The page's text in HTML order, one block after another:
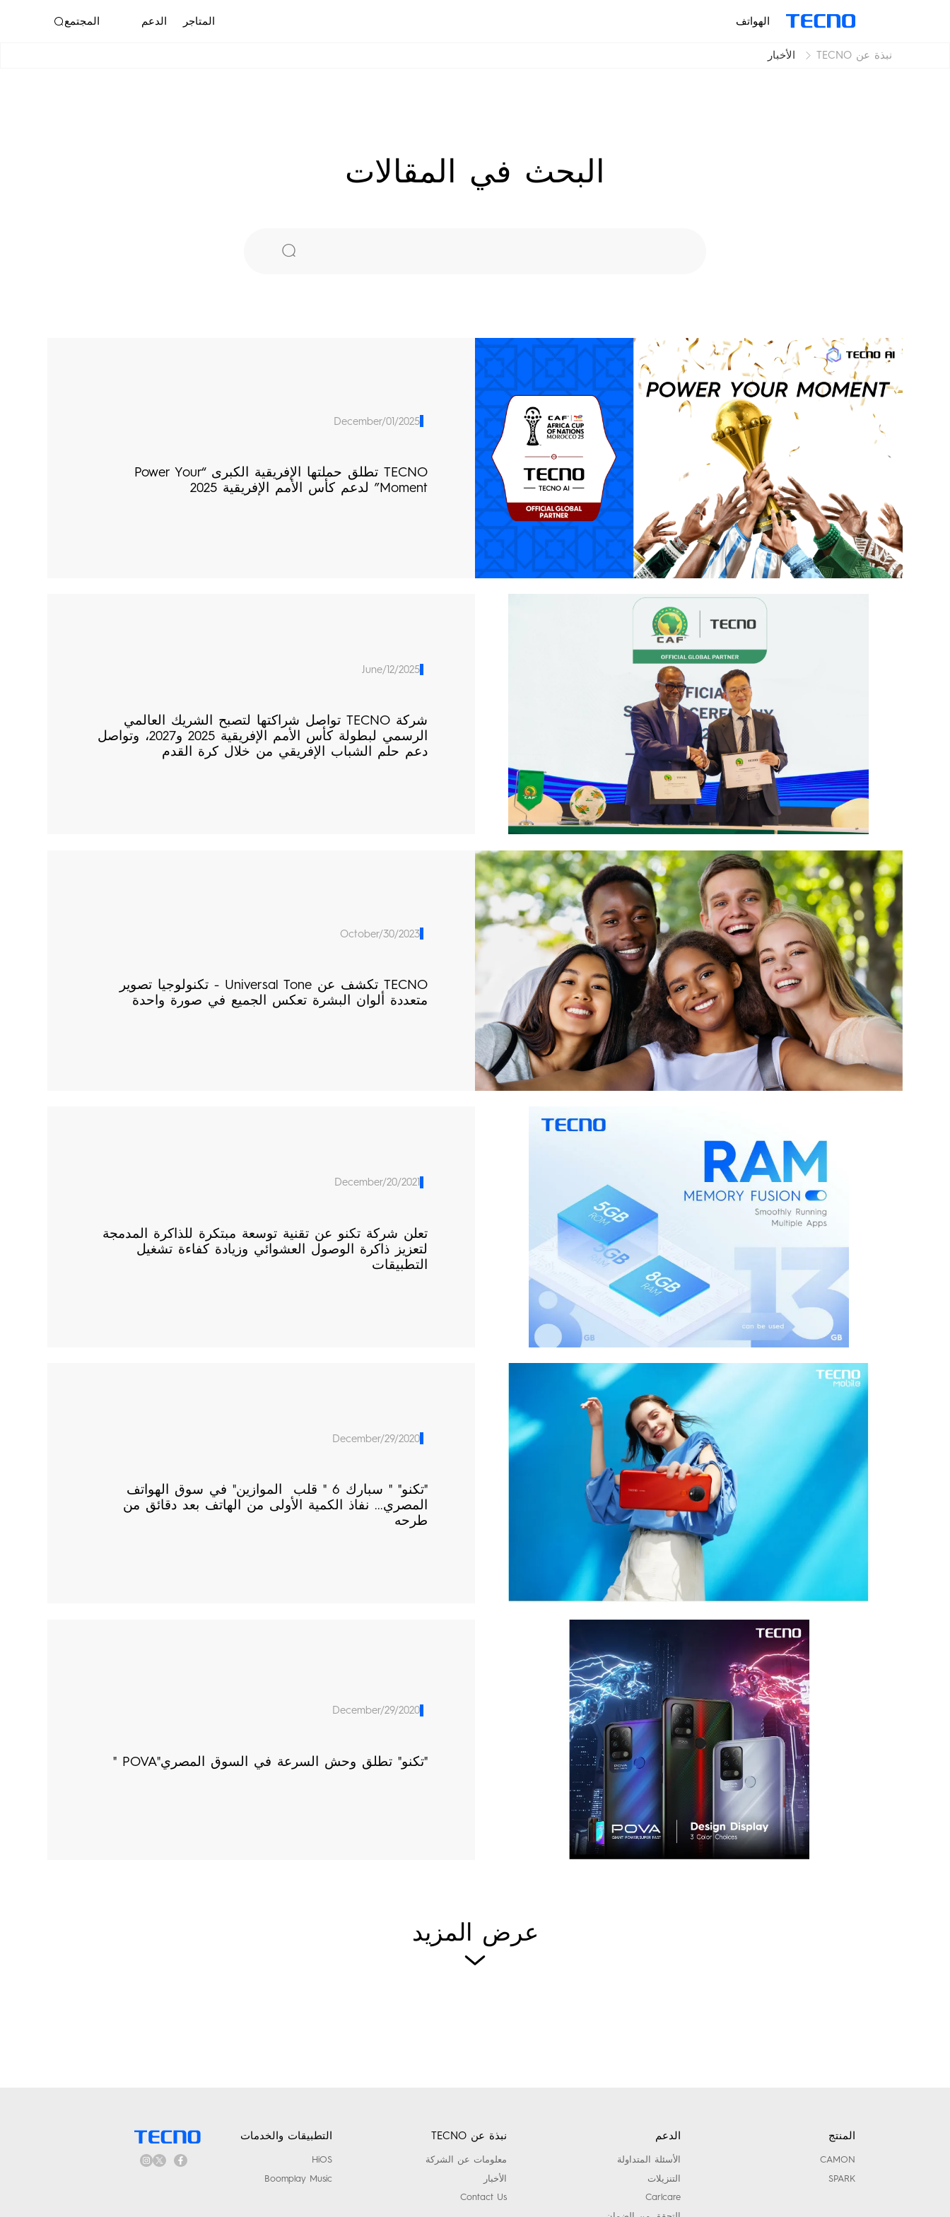
الهواتف المتاجر الدعم المجتمع
نبذة عن TECNO الأخبار
البحث في المقالات
December/01/2025
TECNO تطلق حملتها الإفريقية الكبرى “Power Your
Moment” لدعم كأس الأمم الإفريقية 2025
June/12/2025
شركة TECNO تواصل شراكتها لتصبح الشريك العالمي
الرسمي لبطولة كأس الأمم الإفريقية 2025 و2027، وتواصل
دعم حلم الشباب الإفريقي من خلال كرة القدم
October/30/2023
TECNO تكشف عن Universal Tone - تكنولوجيا تصوير
متعددة ألوان البشرة تعكس الجميع في صورة واحدة
December/20/2021
تعلن شركة تكنو عن تقنية توسعة مبتكرة للذاكرة المدمجة
لتعزيز ذاكرة الوصول العشوائي وزيادة كفاءة تشغيل
التطبيقات
December/29/2020
"تكنو" " سبارك 6 " قلب الموازين" في سوق الهواتف
المصري... نفاذ الكمية الأولى من الهاتف بعد دقائق من
طرحه
December/29/2020
"تكنو" تطلق وحش السرعة في السوق المصري"POVA "
عرض المزيد
المنتج
CAMON
SPARK
الدعم
الأسئلة المتداولة
التنزيلات
Carlcare
نبذة عن TECNO
معلومات عن الشركة
الأخبار
Contact Us
التطبيقات والخدمات
HiOS
Boomplay Music